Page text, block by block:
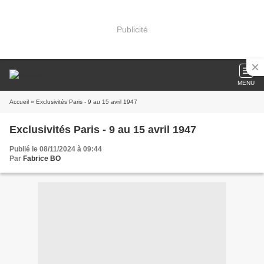
Publicité
MENU
Accueil » Exclusivités Paris - 9 au 15 avril 1947
Exclusivités Paris - 9 au 15 avril 1947
Publié le 08/11/2024 à 09:44
Par Fabrice BO